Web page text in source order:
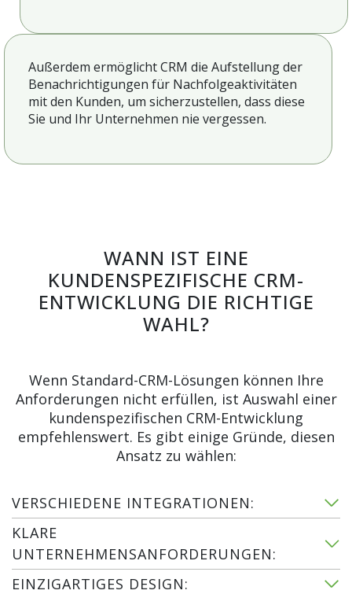
Außerdem ermöglicht CRM die Aufstellung der
Benachrichtigungen für Nachfolgeaktivitäten
mit den Kunden, um sicherzustellen, dass diese
Sie und Ihr Unternehmen nie vergessen.
WANN IST EINE
KUNDENSPEZIFISCHE CRM-
ENTWICKLUNG DIE RICHTIGE
WAHL?
Wenn Standard-CRM-Lösungen können Ihre
Anforderungen nicht erfüllen, ist Auswahl einer
kundenspezifischen CRM-Entwicklung
empfehlenswert. Es gibt einige Gründe, diesen
Ansatz zu wählen:
VERSCHIEDENE INTEGRATIONEN:
KLARE
UNTERNEHMENSANFORDERUNGEN:
EINZIGARTIGES DESIGN: